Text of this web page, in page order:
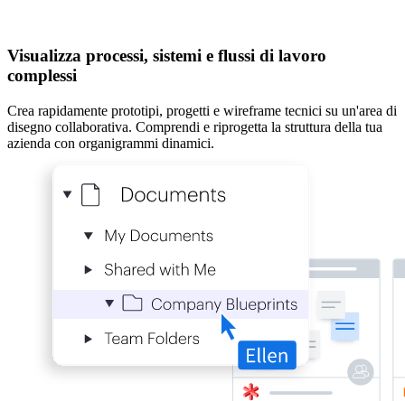
Visualizza processi, sistemi e flussi di lavoro
complessi
Crea rapidamente prototipi, progetti e wireframe tecnici su un'area di
disegno collaborativa. Comprendi e riprogetta la struttura della tua
azienda con organigrammi dinamici.